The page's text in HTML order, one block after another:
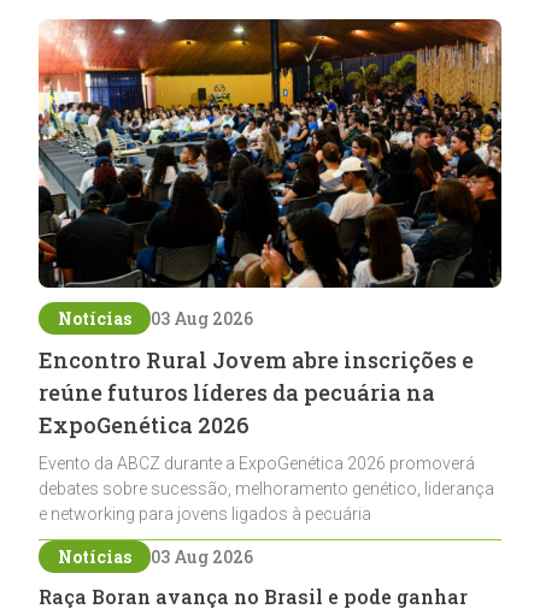
Notícias 03 Aug 2026
Encontro Rural Jovem abre inscrições e
reúne futuros líderes da pecuária na
ExpoGenética 2026
Evento da ABCZ durante a ExpoGenética 2026 promoverá
debates sobre sucessão, melhoramento genético, liderança
e networking para jovens ligados à pecuária
Notícias 03 Aug 2026
Raça Boran avança no Brasil e pode ganhar